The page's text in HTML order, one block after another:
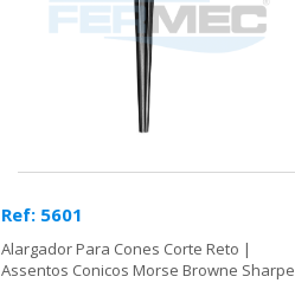
Ref: 5601
Alargador Para Cones Corte Reto |
Assentos Conicos Morse Browne Sharpe